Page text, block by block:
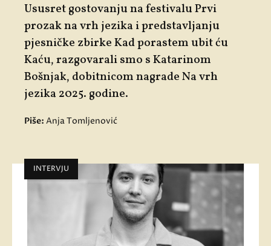
Ususret gostovanju na festivaluPrvi
prozak na vrh jezikai predstavljanju
pjesničke zbirkeKad porastem ubit ću
Kaću, razgovarali smo sKatarinom
Bošnjak, dobitnicom nagrade Na vrh
jezika 2025. godine.
Piše: Anja Tomljenović
INTERVJU